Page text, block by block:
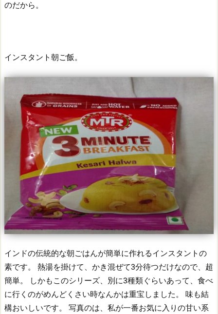
のだから。
インスタント朝ご飯。
インドの伝統的な朝ごはんが簡単に作れるインスタントの
素です。
熱湯を掛けて、かき混ぜて3分待つだけなので、超
簡単。
しかもこのシリーズ、別に3種類ぐらいあって、食べ
に行くのがめんどくさい時なんかは重宝しました。
味も結
構おいしいです。
写真のは、私が一番お気に入りの甘い系